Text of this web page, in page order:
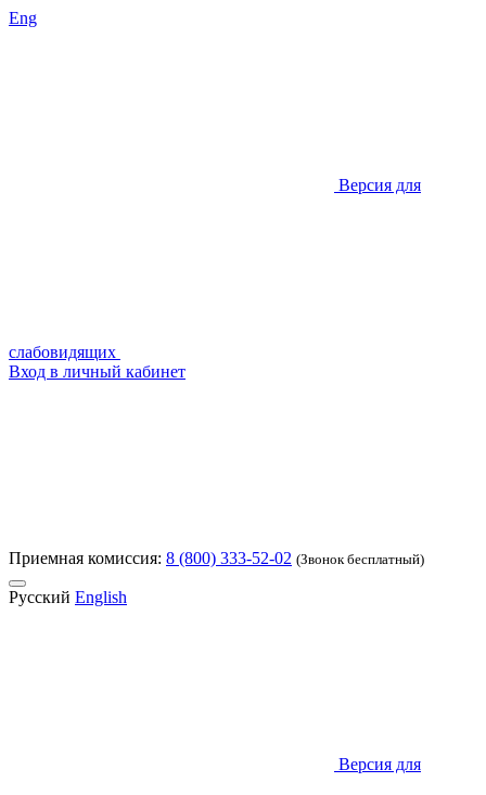
Eng
Версия для
слабовидящих
Вход в личный кабинет
Приемная комиссия: 8 (800) 333-52-02 (Звонок бесплатный)
Русский English
Версия для